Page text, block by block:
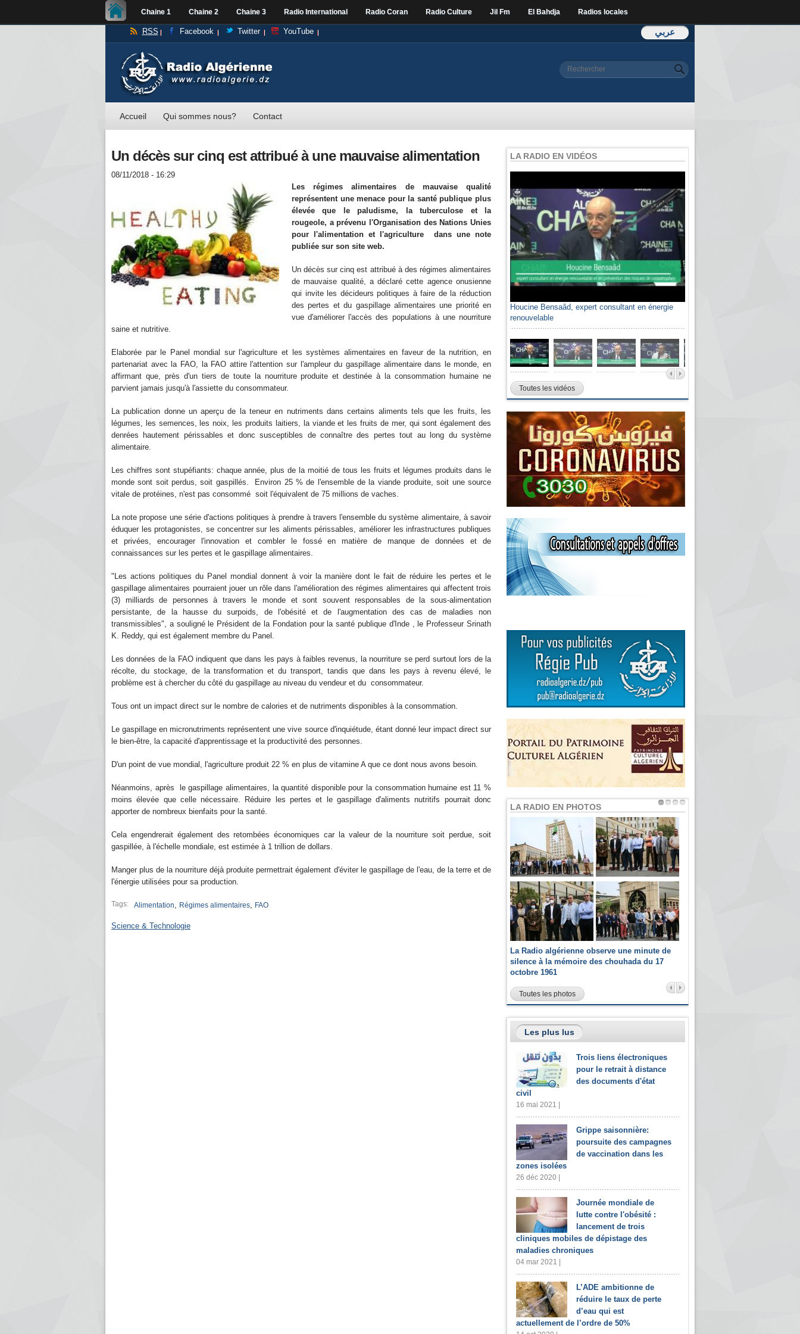
Chaine 1 Chaine 2 Chaine 3 Radio International Radio Coran Radio Culture Jil Fm El Bahdja Radios locales
عربي RSS Facebook Twitter YouTube
Formulaire de
Rechercher
Accueil Qui sommes nous? Contact
Un décès sur cinq est attribué à une mauvaise alimentation
08/11/2018 - 16:29
Les régimes alimentaires de mauvaise qualité
représentent une menace pour la santé publique plus
élevée que le paludisme, la tuberculose et la
rougeole, a prévenu l'Organisation des Nations Unies
pour l'alimentation et l'agriculture dans une note
publiée sur son site web.
Un décès sur cinq est attribué à des régimes alimentaires
de mauvaise qualité, a déclaré cette agence onusienne
qui invite les décideurs politiques à faire de la réduction
des pertes et du gaspillage alimentaires une priorité en
vue d'améliorer l'accès des populations à une nourriture
saine et nutritive.
Elaborée par le Panel mondial sur l'agriculture et les systèmes alimentaires en faveur de la nutrition, en
partenariat avec la FAO, la FAO attire l'attention sur l'ampleur du gaspillage alimentaire dans le monde, en
affirmant que, près d'un tiers de toute la nourriture produite et destinée à la consommation humaine ne
parvient jamais jusqu'à l'assiette du consommateur.
La publication donne un aperçu de la teneur en nutriments dans certains aliments tels que les fruits, les
légumes, les semences, les noix, les produits laitiers, la viande et les fruits de mer, qui sont également des
denrées hautement périssables et donc susceptibles de connaître des pertes tout au long du système
alimentaire.
Les chiffres sont stupéfiants: chaque année, plus de la moitié de tous les fruits et légumes produits dans le
monde sont soit perdus, soit gaspillés. Environ 25 % de l'ensemble de la viande produite, soit une source
vitale de protéines, n'est pas consommé soit l'équivalent de 75 millions de vaches.
La note propose une série d'actions politiques à prendre à travers l'ensemble du système alimentaire, à savoir
éduquer les protagonistes, se concentrer sur les aliments périssables, améliorer les infrastructures publiques
et privées, encourager l'innovation et combler le fossé en matière de manque de données et de
connaissances sur les pertes et le gaspillage alimentaires.
"Les actions politiques du Panel mondial donnent à voir la manière dont le fait de réduire les pertes et le
gaspillage alimentaires pourraient jouer un rôle dans l'amélioration des régimes alimentaires qui affectent trois
(3) milliards de personnes à travers le monde et sont souvent responsables de la sous-alimentation
persistante, de la hausse du surpoids, de l'obésité et de l'augmentation des cas de maladies non
transmissibles", a souligné le Président de la Fondation pour la santé publique d'Inde , le Professeur Srinath
K. Reddy, qui est également membre du Panel.
Les données de la FAO indiquent que dans les pays à faibles revenus, la nourriture se perd surtout lors de la
récolte, du stockage, de la transformation et du transport, tandis que dans les pays à revenu élevé, le
problème est à chercher du côté du gaspillage au niveau du vendeur et du consommateur.
Tous ont un impact direct sur le nombre de calories et de nutriments disponibles à la consommation.
Le gaspillage en micronutriments représentent une vive source d'inquiétude, étant donné leur impact direct sur
le bien-être, la capacité d'apprentissage et la productivité des personnes.
D'un point de vue mondial, l'agriculture produit 22 % en plus de vitamine A que ce dont nous avons besoin.
Néanmoins, après le gaspillage alimentaires, la quantité disponible pour la consommation humaine est 11 %
moins élevée que celle nécessaire. Réduire les pertes et le gaspillage d'aliments nutritifs pourrait donc
apporter de nombreux bienfaits pour la santé.
Cela engendrerait également des retombées économiques car la valeur de la nourriture soit perdue, soit
gaspillée, à l'échelle mondiale, est estimée à 1 trillion de dollars.
Manger plus de la nourriture déjà produite permettrait également d'éviter le gaspillage de l'eau, de la terre et de
l'énergie utilisées pour sa production.
Tags: Alimentation, Régimes alimentaires, FAO
Science & Technologie
LA RADIO EN VIDÉOS
Houcine Bensaâd, expert consultant en énergie
renouvelable
Toutes les vidéos
LA RADIO EN PHOTOS
La Radio algérienne observe une minute de
silence à la mémoire des chouhada du 17
octobre 1961
Toutes les photos
Les plus lus
Trois liens électroniques
pour le retrait à distance
des documents d'état
civil
16 mai 2021 |
Grippe saisonnière:
poursuite des campagnes
de vaccination dans les
zones isolées
26 déc 2020 |
Journée mondiale de
lutte contre l'obésité :
lancement de trois
cliniques mobiles de dépistage des
maladies chroniques
04 mar 2021 |
L’ADE ambitionne de
réduire le taux de perte
d’eau qui est
actuellement de l’ordre de 50%